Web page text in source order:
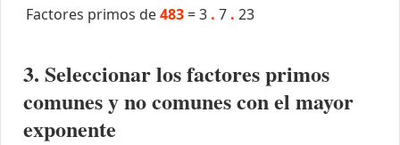
Factores primos de483 =3 . 7 . 23
3. Seleccionar los factores primos
comunes y no comunes con el mayor
exponente